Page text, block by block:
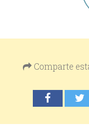
Comparte